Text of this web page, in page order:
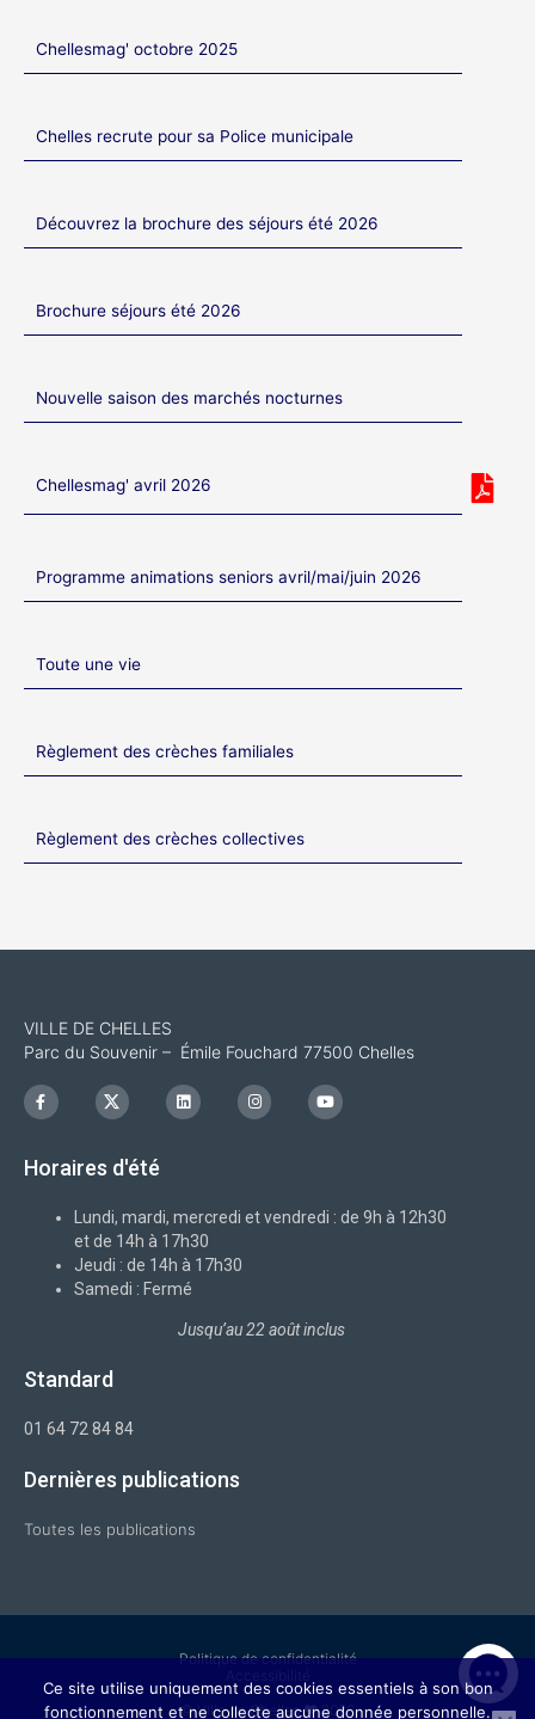
Chellesmag' octobre 2025
Chelles recrute pour sa Police municipale
Découvrez la brochure des séjours été 2026
Brochure séjours été 2026
Nouvelle saison des marchés nocturnes
Chellesmag' avril 2026
Programme animations seniors avril/mai/juin 2026
Toute une vie
Règlement des crèches familiales
Règlement des crèches collectives
VILLE DE CHELLES
Parc du Souvenir – Émile Fouchard 77500 Chelles
F
a
c
o
I
c
o
x
L
i
n
I
n
s
m
Y
o
u
Horaires d'été
Lundi, mardi, mercredi et vendredi : de 9h à 12h30
et de 14h à 17h30
Jeudi : de 14h à 17h30
Samedi : Fermé
Jusqu’au 22 août inclus
Standard
01 64 72 84 84
Dernières publications
Toutes les publications
Politique de confidentialité
© Ville de Chelles ❤ 2026
Ce site utilise uniquement des cookies essentiels à son bon
fonctionnement et ne collecte aucune donnée personnelle.